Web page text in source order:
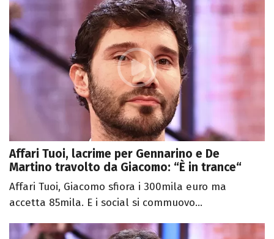
Affari Tuoi, lacrime per Gennarino e De
Martino travolto da Giacomo: “È in trance“
Affari Tuoi, Giacomo sfiora i 300mila euro ma
accetta 85mila. E i social si commuovo...